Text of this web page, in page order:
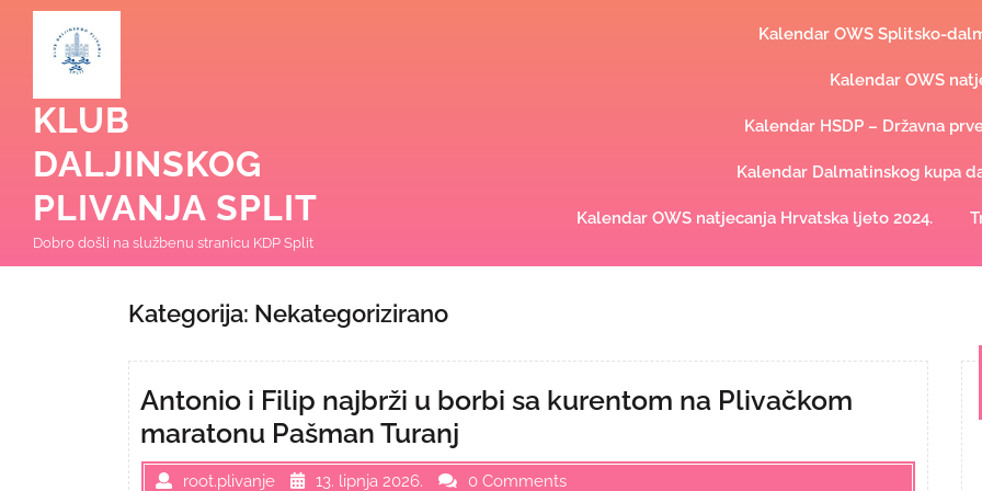
content
KLUB
DALJINSKOG
PLIVANJA SPLIT
Dobro došli na službenu stranicu KDP Split
Kalendar OWS Splitsko-
Kalendar OWS
Kalendar HSDP – Državna
Kalendar Dalmatinskog kupa
Kalendar OWS natjecanja Hrvatska ljeto 2024.
Kategorija: Nekategorizirano
Antonio i Filip najbrži u borbi sa kurentom na Plivačkom
maratonu Pašman Turanj
root.plivanje 13. lipnja 2026. 0 Comments